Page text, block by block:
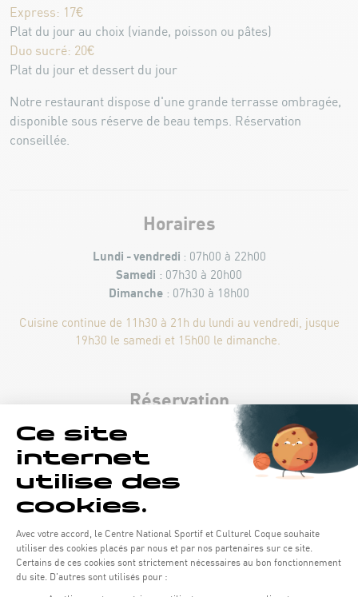
Express: 17€
Plat du jour au choix (viande, poisson ou pâtes)
Duo sucré: 20€
Plat du jour et dessert du jour
Notre restaurant dispose d'une grande terrasse ombragée,
disponible sous réserve de beau temps. Réservation
conseillée.
Horaires
Lundi - vendredi : 07h00 à 22h00
Samedi : 07h30 à 20h00
Dimanche : 07h30 à 18h00
Cuisine continue de 11h30 à 21h du lundi au vendredi, jusque
19h30 le samedi et 15h00 le dimanche.
Réservation
MENU DE LA SEMAINE
À LA CARTE
MENU DU WEEK-END